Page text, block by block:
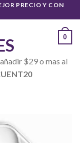
PRECIO Y CON
0
$29 o mas al